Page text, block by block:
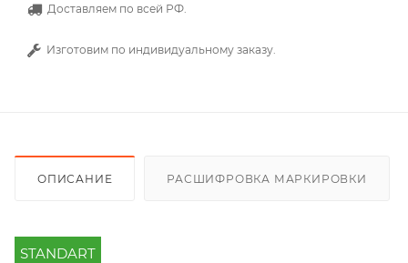
Доставляем по всей РФ.
Изготовим по индивидуальному заказу.
ОПИСАНИЕ РАСШИФРОВКА МАРКИРОВКИ
STANDART